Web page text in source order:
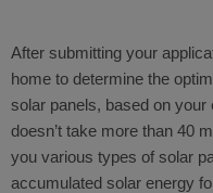
After submitting your
home to determine the
solar panels, based on your
doesn’t take more than 40
you various types of solar
accumulated solar energy